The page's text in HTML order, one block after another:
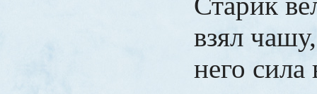
взял
него сила